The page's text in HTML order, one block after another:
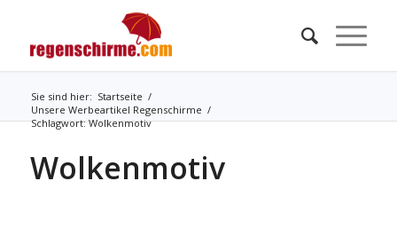
Sie sind hier: Startseite /
Unsere Werbeartikel Regenschirme /
Schlagwort: Wolkenmotiv
Wolkenmotiv